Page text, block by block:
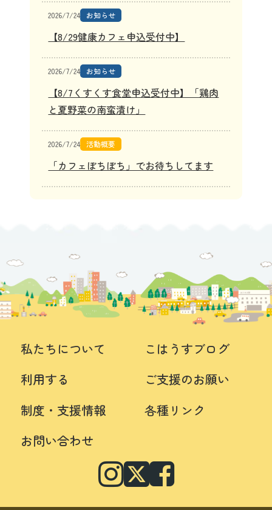
2026/7/24 お知らせ
【8/29健康カフェ申込受付中】
2026/7/24 お知らせ
【8/7くすくす食堂申込受付中】「鶏肉
と夏野菜の南蛮漬け」
2026/7/24 活動概要
「カフェぼちぼち」でお待ちしてます
私たちについて
こはうすブログ
利用する
ご支援のお願い
制度・支援情報
各種リンク
お問い合わせ